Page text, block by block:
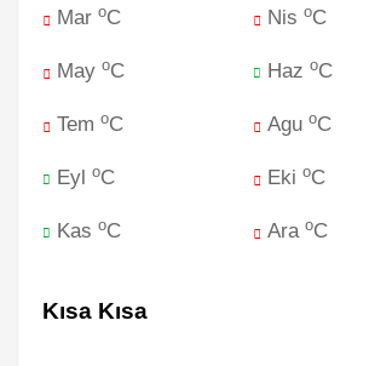
Mar oC NisoC
May oC HazoC
Tem oC AguoC
Eyl oC EkioC
Kas oC AraoC
Kısa Kısa